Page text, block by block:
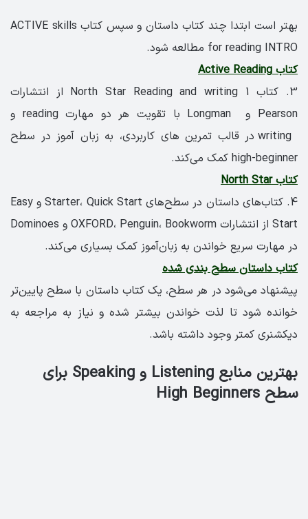
بهتر است ابتدا چند کتاب داستان و سپس کتاب ACTIVE skills
for reading INTRO مطالعه شود.
کتاب Active Reading
3. کتاب North Star Reading and writing 1 از انتشارات
Pearson و Longman با تقویت هر دو مهارت reading و
writing در قالب تمرین های کاربردی، به زبان آموز در سطح
high-beginner کمک می‌کند.
کتاب North Star
4. کتاب‌های داستان در سطح‌های Starter، Quick Start و Easy
Start از انتشارات OXFORD، Penguin، Bookworm و Dominoes
در مهارت سریع خواندن به زبان‌آموز کمک بسیاری می‌کند.
کتاب داستان سطح بندی شده
پیشنهاد می‌شود در هر سطح، یک کتاب داستان با سطح پایین‌تر
خوانده ‌شود تا لذت خواندن بیشتر شده و نیاز به مراجعه به
دیکشنری کمتر وجود داشته باشد.
بهترین منابع Listening‏ و ‏Speaking برای
سطح High Beginners